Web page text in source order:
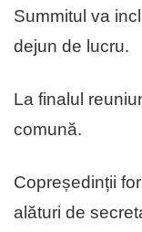
Summitul va
dejun de lucru.
La finalul
comună.
Copreședinții
alături de